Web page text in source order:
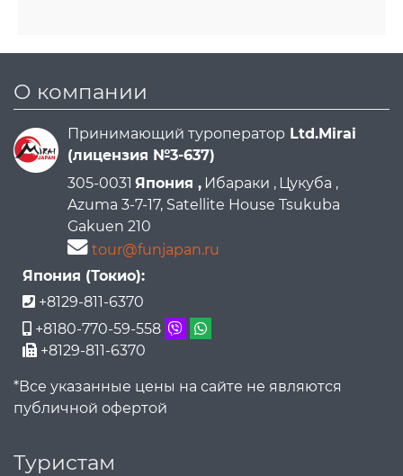
О компании
Принимающий туроператор Ltd.Mirai
(лицензия №3-637)
305-0031 Япония , Ибараки , Цукуба ,
Azuma 3-7-17, Satellite House Tsukuba
Gakuen 210
tour@funjapan.ru
Япония (Токио):
+8129-811-6370
+8180-770-59-558
+8129-811-6370
*Все указанные цены на сайте не являются
публичной офертой
Туристам